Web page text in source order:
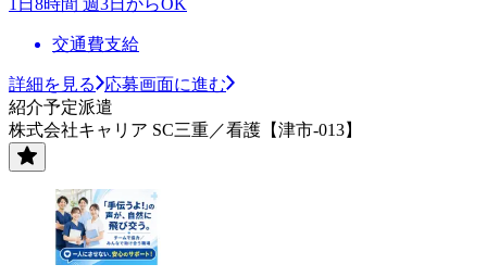
交通費支給
詳細を見る
応募画面に進む
紹介予定派遣
株式会社キャリア SC三重／看護【津市-013】